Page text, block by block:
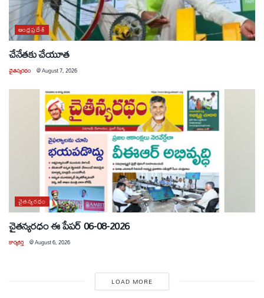
ఆంధ్రప్రదేశ్
చేనేతకు చేయూత
చైతన్యరధం @August 7, 2026
చైతన్యరధం
చైతన్యరధం ఈ పేపర్ 06-08-2026
కార్యకర్త @August 6, 2026
LOAD MORE